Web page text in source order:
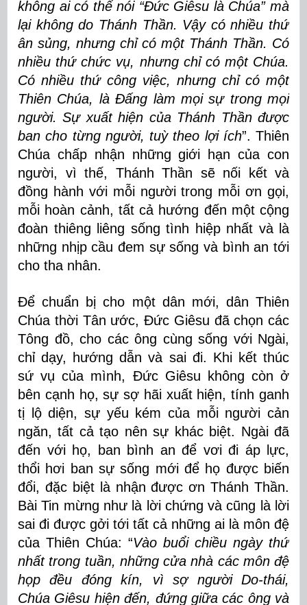
không ai có thể nói “Ðức Giêsu là Chúa” mà
lại không do Thánh Thần. Vậy có nhiều thứ
ân sủng, nhưng chỉ có một Thánh Thần. Có
nhiều thứ chức vụ, nhưng chỉ có một Chúa.
Có nhiều thứ công việc, nhưng chỉ có một
Thiên Chúa, là Ðấng làm mọi sự trong mọi
người. Sự xuất hiện của Thánh Thần được
ban cho từng người, tuỳ theo lợi ích”. Thiên
Chúa chấp nhận những giới hạn của con
người, vì thế, Thánh Thần sẽ nối kết và
đồng hành với mỗi người trong mỗi ơn gọi,
mỗi hoàn cảnh, tất cả hướng đến một cộng
đoàn thiêng liêng sống tình hiệp nhất và là
những nhịp cầu đem sự sống và bình an tới
cho tha nhân.
Để chuẩn bị cho một dân mới, dân Thiên
Chúa thời Tân ước, Đức Giêsu đã chọn các
Tông đồ, cho các ông cùng sống với Ngài,
chỉ dạy, hướng dẫn và sai đi. Khi kết thúc
sứ vụ của mình, Đức Giêsu không còn ở
bên cạnh họ, sự sợ hãi xuất hiện, tính ganh
tị lộ diện, sự yếu kém của mỗi người cản
ngăn, tất cả tạo nên sự khác biệt. Ngài đã
đến với họ, ban bình an để vơi đi áp lực,
thổi hơi ban sự sống mới để họ được biến
đổi, đặc biệt là nhận được ơn Thánh Thần.
Bài Tin mừng như là lời chứng và cũng là lời
sai đi được gởi tới tất cả những ai là môn đệ
của Thiên Chúa: “Vào buổi chiều ngày thứ
nhất trong tuần, những cửa nhà các môn đệ
họp đều đóng kín, vì sợ người Do-thái,
Chúa Giêsu hiện đến, đứng giữa các ông và